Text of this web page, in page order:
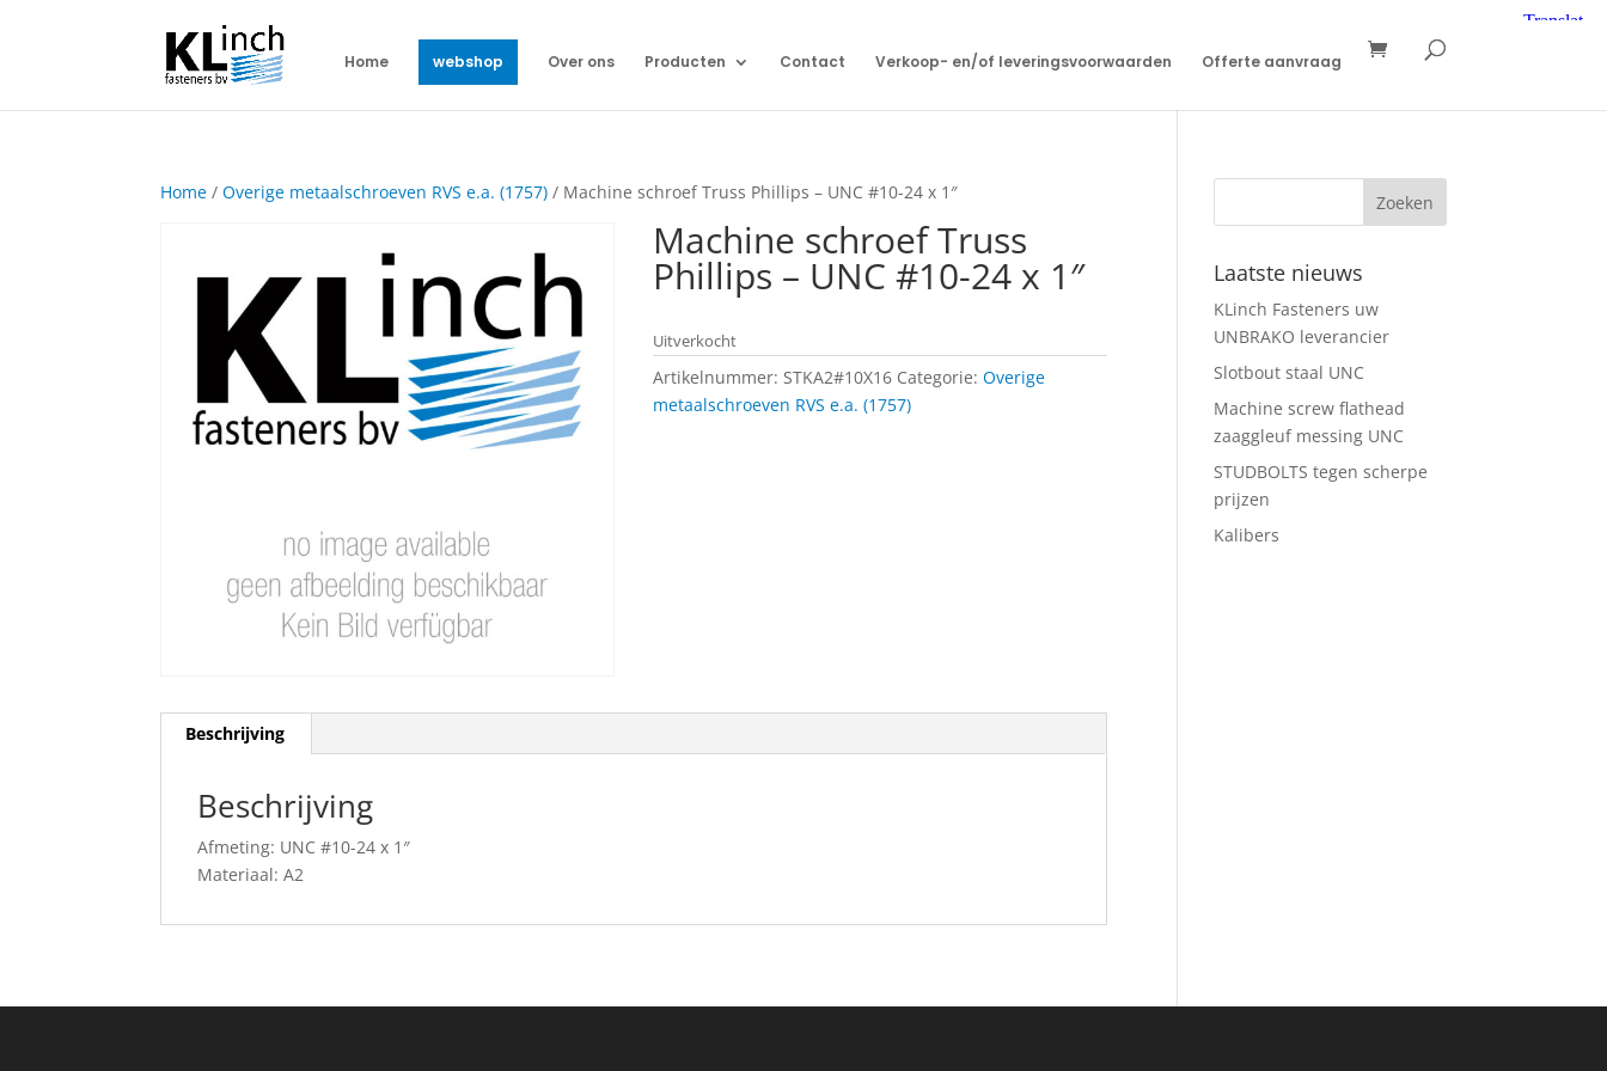
Home webshop Over ons Producten Contact Verkoop- en/of leveringsvoorwaarden Offerte aanvraag
Home /Overige metaalschroeven RVS e.a. (1757) / Machine schroef Truss Phillips – UNC #10-24 x 1″
Machine schroef Truss
Phillips – UNC #10-24 x 1″
Uitverkocht
Artikelnummer:STKA2#10X16 Categorie:Overige
metaalschroeven RVS e.a. (1757)
Beschrijving
Beschrijving
Afmeting: UNC #10-24 x 1″
Materiaal: A2
Laatste nieuws
KLinch Fasteners uw
UNBRAKO leverancier
Slotbout staal UNC
Machine screw flathead
zaaggleuf messing UNC
STUDBOLTS tegen scherpe
prijzen
Kalibers